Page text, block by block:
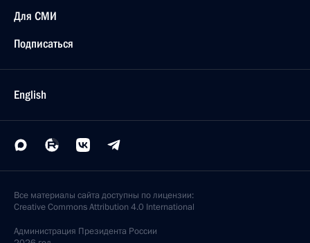
Для СМИ
Подписаться
English
Все материалы сайта доступны по лицензии:
Creative Commons Attribution 4.0 International
Администрация Президента России